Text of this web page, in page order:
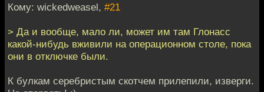
Кому: wickedweasel, #21
> Да и вообще, мало ли, может им там Глонасс
какой-нибудь вживили на операционном столе, пока
они в отключке были.
К булкам серебристым скотчем прилепили, изверги.